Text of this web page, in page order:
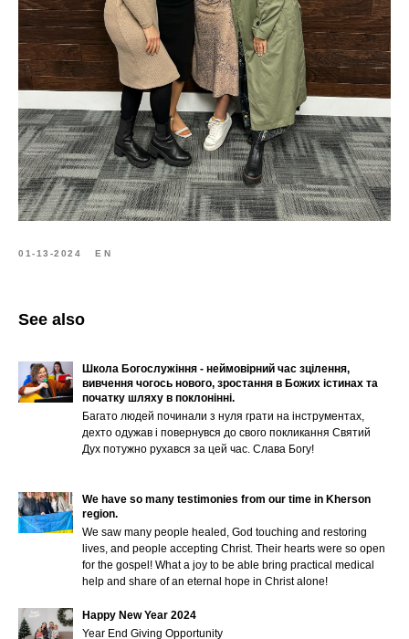
01-13-2024 EN
See also
Школа Богослужіння - неймовірний час зцілення,
вивчення чогось нового, зростання в Божих істинах та
початку шляху в поклонінні.
Багато людей починали з нуля грати на інструментах,
дехто одужав і повернувся до свого покликання Святий
Дух потужно рухався за цей час. Слава Богу!
We have so many testimonies from our time in Kherson
region.
We saw many people healed, God touching and restoring
lives, and people accepting Christ. Their hearts were so open
for the gospel! What a joy to be able bring practical medical
help and share of an eternal hope in Christ alone!
Happy New Year 2024
Year End Giving Opportunity